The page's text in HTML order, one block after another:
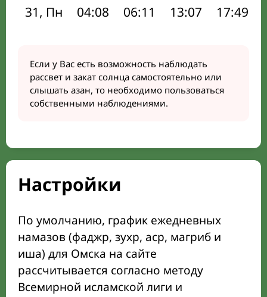
31, Пн
04:08 06:11 13:07 17:49
Если у Вас есть возможность наблюдать
рассвет и закат солнца самостоятельно или
слышать азан, то необходимо пользоваться
собственными наблюдениями.
Настройки
По умолчанию, график ежедневных
намазов (фаджр, зухр, аср, магриб и
иша) для Омска на сайте
рассчитывается согласно методу
Всемирной исламской лиги и